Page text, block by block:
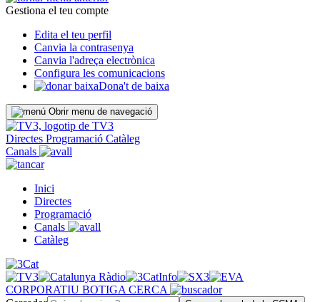
Gestiona el teu compte
Edita el teu perfil
Canvia la contrasenya
Canvia l'adreça electrònica
Configura les comunicacions
Dona't de baixa
Obrir menu de navegació
Directes Programació Catàleg
Canals
Inici
Directes
Programació
Canals
Catàleg
CORPORATIU BOTIGA CERCA